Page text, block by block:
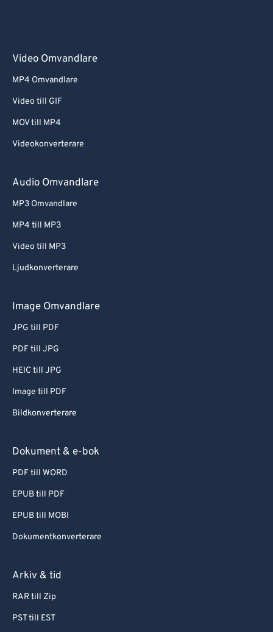
Video Omvandlare
MP4 Omvandlare
Video till GIF
MOV till MP4
Videokonverterare
Audio Omvandlare
MP3 Omvandlare
MP4 till MP3
Video till MP3
Ljudkonverterare
Image Omvandlare
JPG till PDF
PDF till JPG
HEIC till JPG
Image till PDF
Bildkonverterare
Dokument & e-bok
PDF till WORD
EPUB till PDF
EPUB till MOBI
Dokumentkonverterare
Arkiv & tid
RAR till Zip
PST till EST